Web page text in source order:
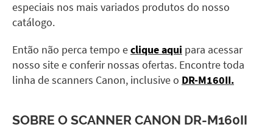
especiais nos mais variados produtos do nosso
catálogo.
Então não perca tempo eclique aqui para acessar
nosso site e conferir nossas ofertas. Encontre toda
linha de scanners Canon, inclusive o DR-M160II.
SOBRE O SCANNER CANON DR-M160II